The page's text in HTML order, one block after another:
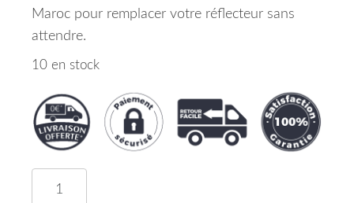
Maroc pour remplacer votre réflecteur sans
attendre.
10 en stock